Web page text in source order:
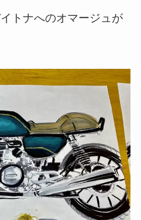
トナへのオマージュが